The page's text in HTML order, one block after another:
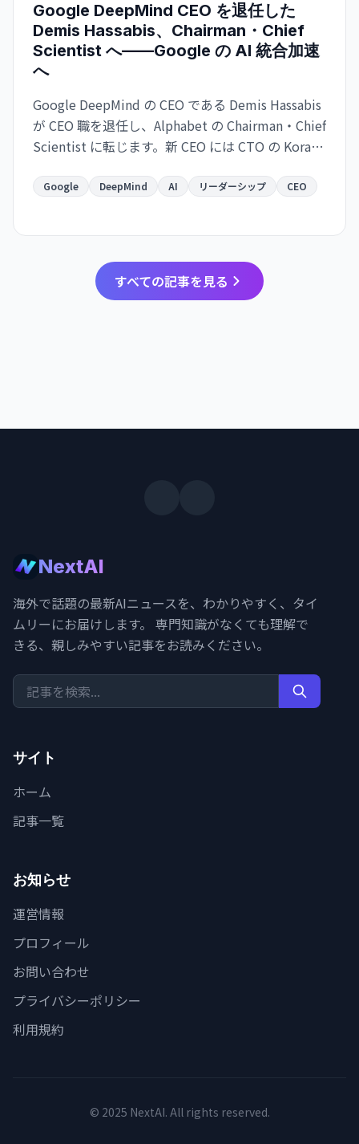
Google DeepMind CEO を退任した
Demis Hassabis、Chairman・Chief
Scientist へ——Google の AI 統合加速
へ
Google DeepMind の CEO である Demis Hassabis
が CEO 職を退任し、Alphabet の Chairman・Chief
Scientist に転じます。新 CEO には CTO の Koray
長期展望で分離される大きな人事変更です。
Google DeepMind AI リーダーシップ CEO
すべての記事を見る
NextAI
海外で話題の最新AIニュースを、わかりやすく、タイ
ムリーにお届けします。 専門知識がなくても理解で
きる、親しみやすい記事をお読みください。
サイト
ホーム
記事一覧
お知らせ
運営情報
プロフィール
お問い合わせ
プライバシーポリシー
利用規約
© 2025 NextAI. All rights reserved.